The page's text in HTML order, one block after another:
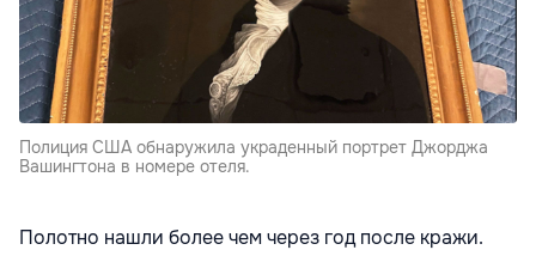
Полиция США обнаружила украденный портрет Джорджа
Вашингтона в номере отеля.
Полотно нашли более чем через год после кражи.